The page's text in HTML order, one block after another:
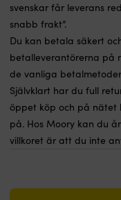
svenskar får leverans
snabb frakt”.
Du kan betala säkert
betalleverantörerna på
de vanliga
Självklart har du full
öppet köp och på
på. Hos Moory kan du
villkoret är att du inte